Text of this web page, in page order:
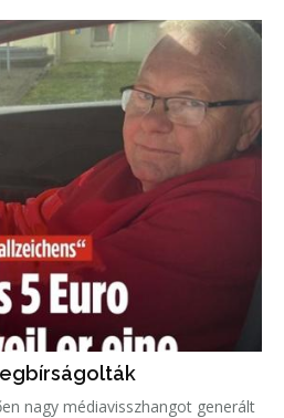
nagy médiavisszhangot generált